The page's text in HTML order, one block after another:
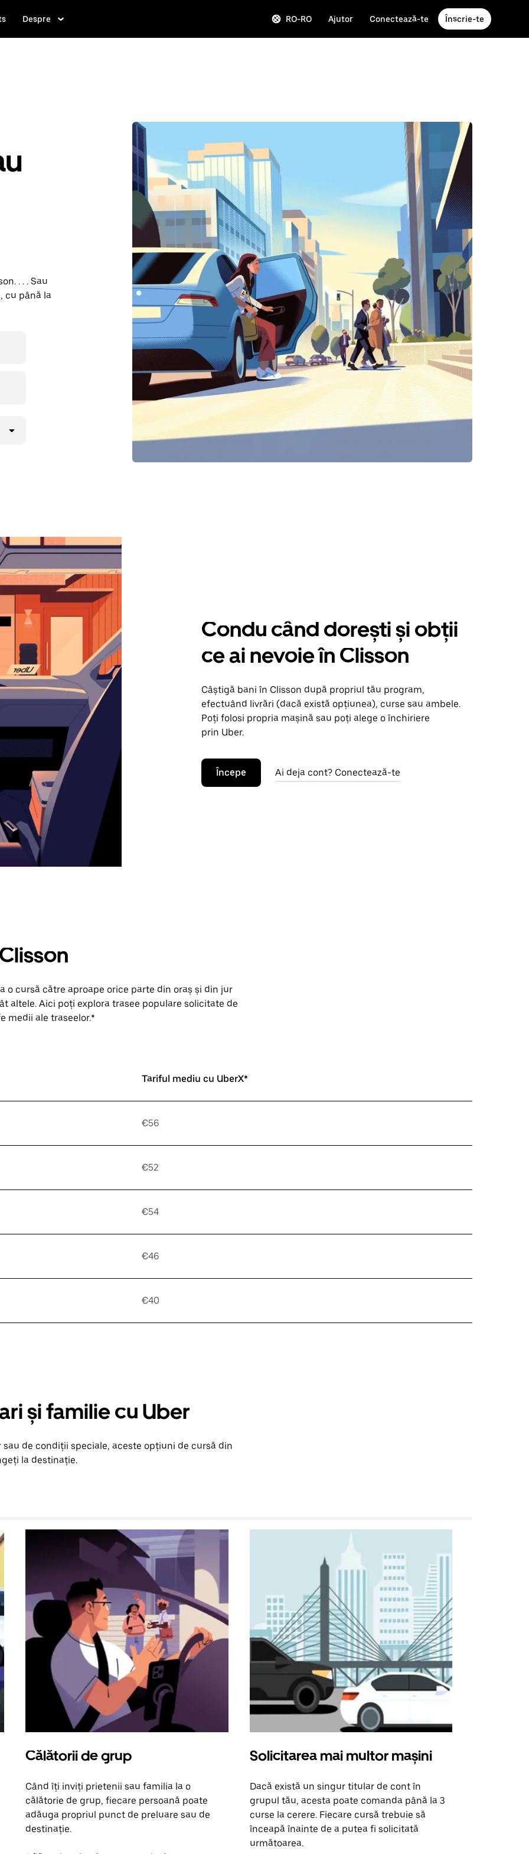
Despre RO-RO Ajutor Conectează-te Înscrie-te
. . . Sau
cu până la
Condu când dorești și obții
ce ai nevoie în Clisson
Câștigă bani în Clisson după propriul tău program,
efectuând livrări (dacă există opțiunea), curse sau ambele.
Poți folosi propria mașină sau poți alege o închiriere
prin Uber.
Începe Ai deja cont? Conectează-te
o cursă către aproape orice parte din oraș și din jur
altele. Aici poți explora trasee populare solicitate de
medii ale traseelor.*
Tariful mediu cu UberX*
€56
€52
€54
€46
€40
și familie cu Uber
de condiții speciale, aceste opțiuni de cursă din
la destinație.
Călătorii de grup
Când îți inviți prietenii sau familia la o
călătorie de grup, fiecare persoană poate
adăuga propriul punct de preluare sau de
destinație.
Solicitarea mai multor mașini
Dacă există un singur titular de cont în
grupul tău, acesta poate comanda până la 3
curse la cerere. Fiecare cursă trebuie să
înceapă înainte de a putea fi solicitată
următoarea.